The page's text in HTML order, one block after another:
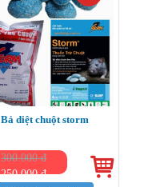
Bả diệt chuột storm
300.000 đ
250.000 đ